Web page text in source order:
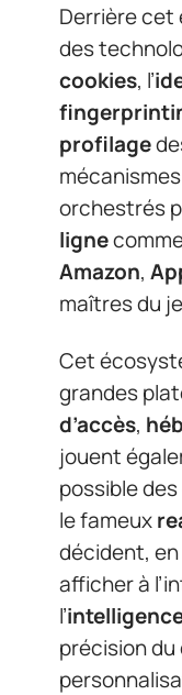
Derrière cet
des
cookies, l’
profilage
orchestrés
ligne
Amazon,
maîtres du
Cet
grandes
d’accès,
jouent
possible
le fameux
décident, en
afficher à
l’
précision